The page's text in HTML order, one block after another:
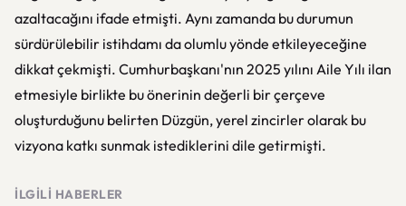
azaltacağını ifade etmişti. Aynı zamanda bu durumun
sürdürülebilir istihdamı da olumlu yönde etkileyeceğine
dikkat çekmişti. Cumhurbaşkanı'nın 2025 yılını Aile Yılı ilan
etmesiyle birlikte bu önerinin değerli bir çerçeve
oluşturduğunu belirten Düzgün, yerel zincirler olarak bu
vizyona katkı sunmak istediklerini dile getirmişti.
İLGILI HABERLER